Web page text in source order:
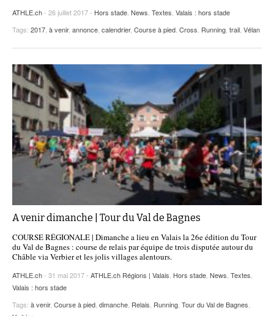
ATHLE.ch- 26 juillet 2017 - Hors stade News Textes Valais : hors stade
Tags: 2017 à venir, annonce calendrier, Course à pied Cross Running trail Vélan
A venir dimanche | Tour du Val de Bagnes
COURSE RÉGIONALE | Dimanche a lieu en Valais la 26e édition du Tour
du Val de Bagnes : course de relais par équipe de trois disputée autour du
Châble via Verbier et les jolis villages alentours.
ATHLE.ch- 31 mai 2017 - ATHLE.ch Régions | Valais, Hors stade, News, Textes,
Valais : hors stade
Tags: à venir, Course à pied, dimanche, Relais, Running, Tour du Val de Bagnes,